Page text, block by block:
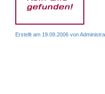
Erstellt am 19.09.2006 von